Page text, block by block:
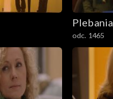
Plebania
odc. 1465